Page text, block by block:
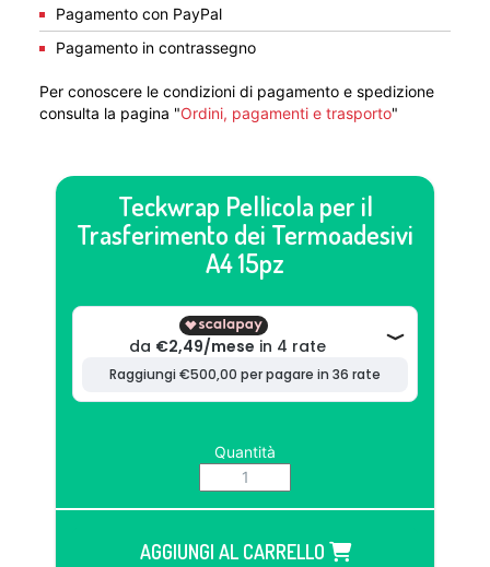
Pagamento con PayPal
Pagamento in contrassegno
Per conoscere le condizioni di pagamento e spedizione
consulta la pagina "Ordini, pagamenti e trasporto"
Teckwrap Pellicola per il
Trasferimento dei Termoadesivi
A4 15pz
Quantità
AGGIUNGI AL CARRELLO